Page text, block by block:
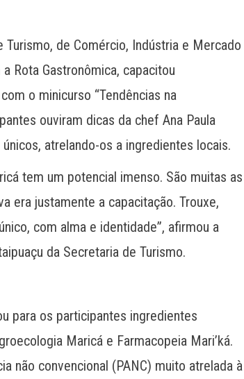
de Comércio, Indústria e Mercado
Rota Gastronômica, capacitou
o minicurso “Tendências na
ouviram dicas da chef Ana Paula
atrelando-os a ingredientes locais.
tem um potencial imenso. São muitas as
era justamente a capacitação. Trouxe,
com alma e identidade”, afirmou a
da Secretaria de Turismo.
para os participantes ingredientes
Maricá e Farmacopeia Mari’ká.
não convencional (PANC) muito atrelada à